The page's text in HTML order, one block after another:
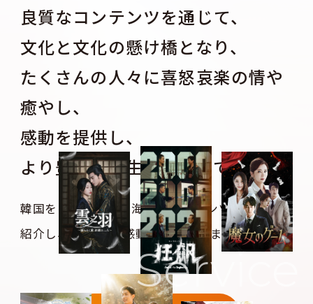
良質なコンテンツを通じて、
文化と文化の懸け橋となり、
たくさんの人々に喜怒哀楽の情や
癒やし、
感動を提供し、
より豊かな人生を探求してもらう
韓国をはじめとする海外のコンテンツを日本に
紹介し、 お客様に感動をお届けします。
Service